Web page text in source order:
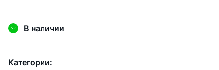
Категории:
В наличии